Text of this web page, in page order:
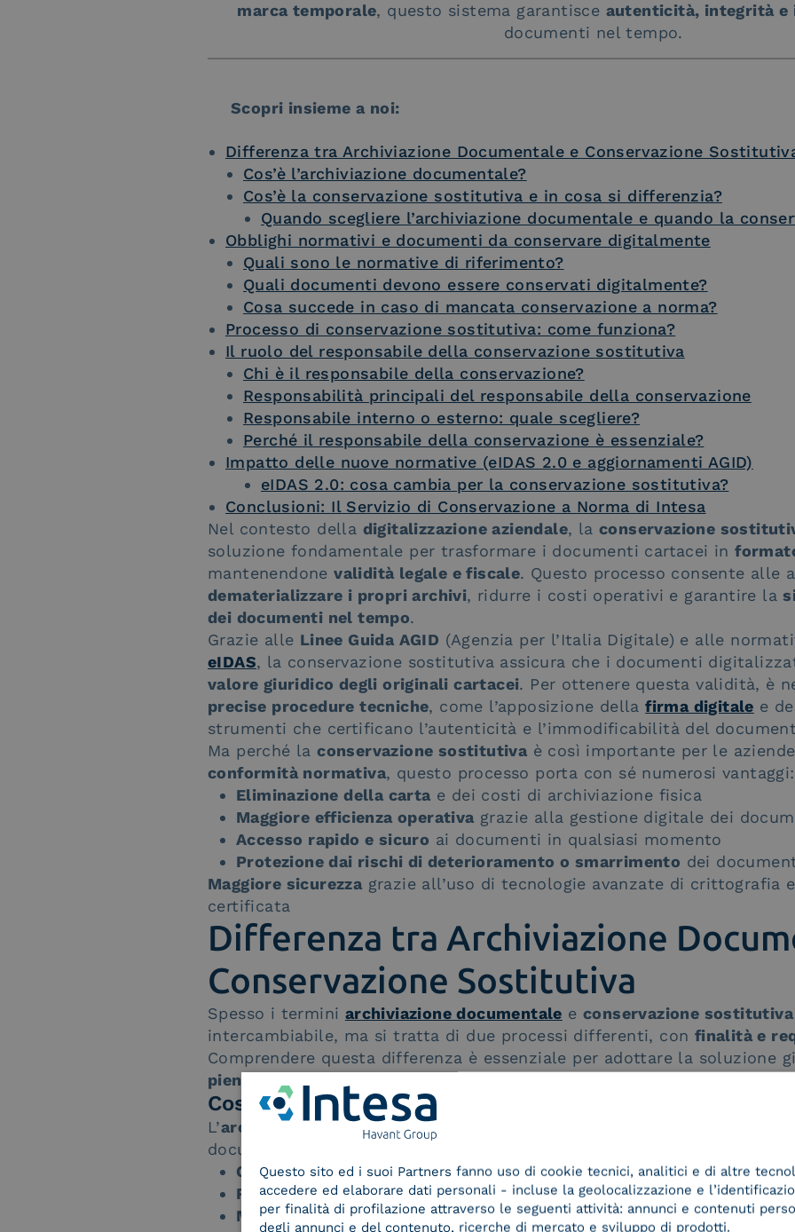
marca temporale, questo sistema garantisce autenticità, integrità e
documenti nel tempo.
Scopri insieme a noi:
Differenza tra Archiviazione Documentale e Conservazione
Cos’è l’archiviazione documentale?
Cos’è la conservazione sostitutiva e in cosa si differenzia?
Quando scegliere l’archiviazione documentale e quando la
Obblighi normativi e documenti da conservare digitalmente
Quali sono le normative di riferimento?
Quali documenti devono essere conservati digitalmente?
Cosa succede in caso di mancata conservazione a norma?
Processo di conservazione sostitutiva: come funziona?
Il ruolo del responsabile della conservazione sostitutiva
Chi è il responsabile della conservazione?
Responsabilità principali del responsabile della conservazione
Responsabile interno o esterno: quale scegliere?
Perché il responsabile della conservazione è essenziale?
Impatto delle nuove normative (eIDAS 2.0 e aggiornamenti AGID)
eIDAS 2.0: cosa cambia per la conservazione sostitutiva?
Conclusioni: Il Servizio di Conservazione a Norma di Intesa
Nel contesto della digitalizzazione aziendale, laconservazione
soluzione fondamentale per trasformare i documenti cartacei in
mantenendonevalidità legale e fiscale. Questo processo consente alle
dematerializzare i propri archivi, ridurre i costi operativi e garantire la
dei documenti nel tempo.
Grazie alle Linee Guida AGID (Agenzia per l’Italia Digitale) e alle
eIDAS, la conservazione sostitutiva assicura che i documenti
valore giuridico degli originali cartacei. Per ottenere questa validità, è
precise procedure tecniche, come l’apposizione dellafirma digitale e
strumenti che certificano l’autenticità e l’immodificabilità del
Ma perché laconservazione sostitutiva è così importante per le
conformità normativa, questo processo porta con sé numerosi vantaggi:
Eliminazione della carta e dei costi di archiviazione fisica
Maggiore efficienza operativa grazie alla gestione digitale dei
Accesso rapido e sicuro ai documenti in qualsiasi momento
Protezione dai rischi di deterioramento o smarrimento dei
Maggiore sicurezza grazie all’uso di tecnologie avanzate di crittografia
certificata
Differenza tra Archiviazione
Conservazione Sostitutiva
Spesso i termini archiviazione documentale econservazione sostitutiva
intercambiabile, ma si tratta di due processi differenti, con finalità e
Comprendere questa differenza è essenziale per adottare la soluzione
piena conformità normativa
Cos’è l’archiviazione documentale?
L’archiviazione documentale
documenti in formato digitale. Questo processo permette di:
Catalogare e gestirei documenti aziendali in modo strutturato
Recuperare facilmentei file grazie a sistemi di ricerca avanzati
Migliorare l’efficienza operativa, riducendo l’uso della carta
Questo sito ed i suoi Partners fanno uso di cookie tecnici, analitici e di altre
accedere ed elaborare dati personali - incluse la geolocalizzazione e
per finalità di profilazione attraverso le seguenti attività: annunci e contenuti
degli annunci e del contenuto, ricerche di mercato e sviluppo di prodotti.